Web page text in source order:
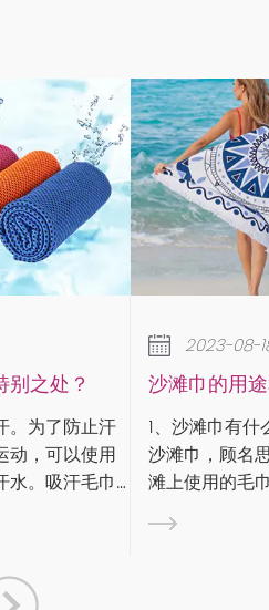
沙滩巾的用途和类型
1、沙滩巾有什么用： 沙滩巾，又称
沙滩巾，顾名思义，就是沙滩或沙
滩上使用的毛巾。沙滩巾是毛巾的
一种，通常由纯棉纱制成，特点是
颜色鲜艳、图案丰富。那么沙滩巾